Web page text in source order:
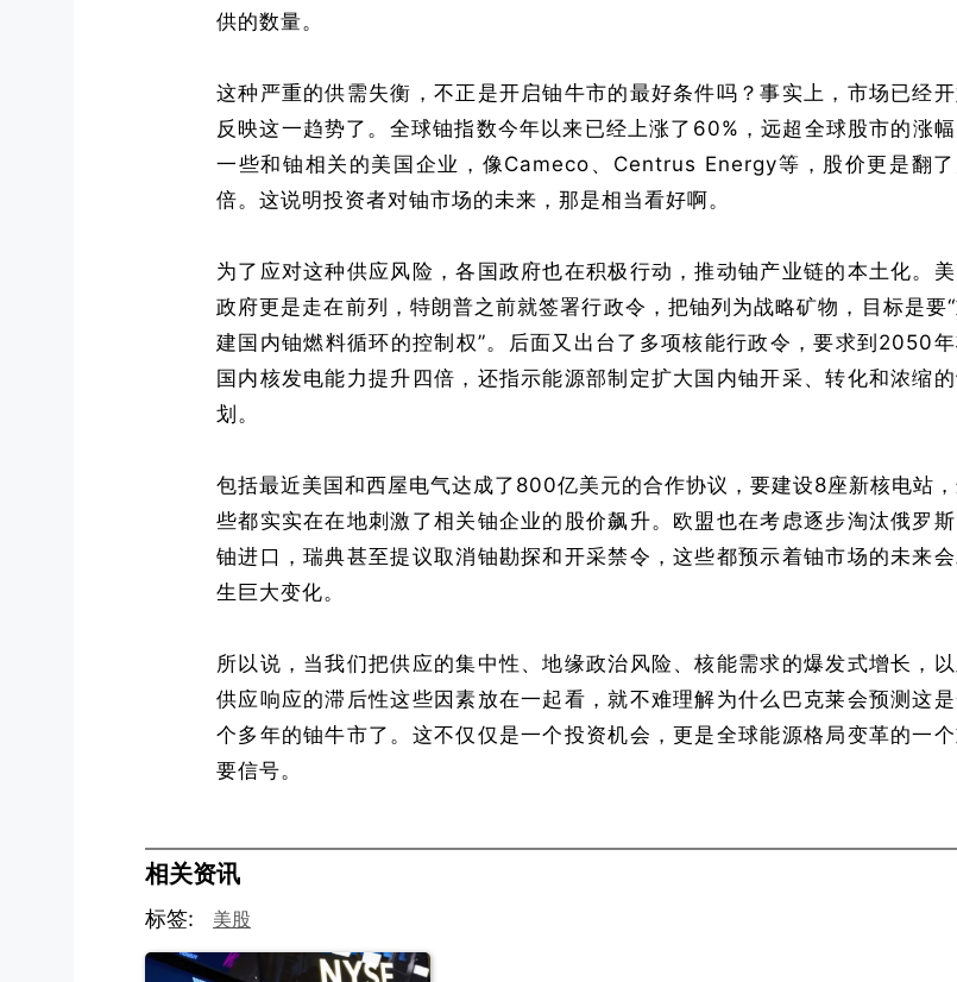
供的数量。
这种严重的供需失衡，不正是开启铀牛市的最好条件吗？事实上，市场已经
反映这一趋势了。全球铀指数今年以来已经上涨了60%，远超全球股市的涨幅
一些和铀相关的美国企业，像Cameco、Centrus Energy等，股价更是翻
倍。这说明投资者对铀市场的未来，那是相当看好啊。
为了应对这种供应风险，各国政府也在积极行动，推动铀产业链的本土化。美
政府更是走在前列，特朗普之前就签署行政令，把铀列为战略矿物，目标是要
建国内铀燃料循环的控制权”。后面又出台了多项核能行政令，要求到2050
国内核发电能力提升四倍，还指示能源部制定扩大国内铀开采、转化和浓缩
划。
包括最近美国和西屋电气达成了800亿美元的合作协议，要建设8座新核电站
些都实实在在地刺激了相关铀企业的股价飙升。欧盟也在考虑逐步淘汰俄罗
铀进口，瑞典甚至提议取消铀勘探和开采禁令，这些都预示着铀市场的未来
生巨大变化。
所以说，当我们把供应的集中性、地缘政治风险、核能需求的爆发式增长，以
供应响应的滞后性这些因素放在一起看，就不难理解为什么巴克莱会预测这
个多年的铀牛市了。这不仅仅是一个投资机会，更是全球能源格局变革的一
要信号。
相关资讯
标签: 美股